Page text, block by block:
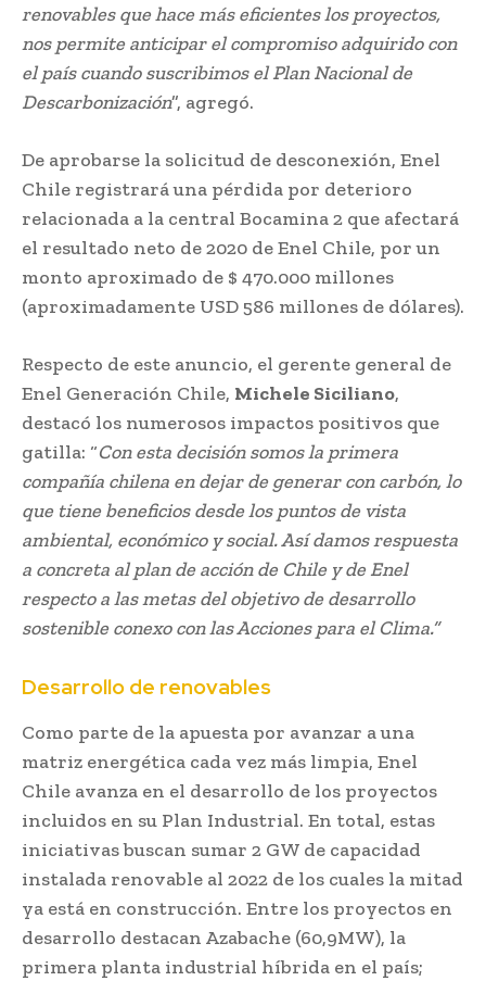
renovables que hace más eficientes los proyectos,
nos permite anticipar el compromiso adquirido con
el país cuando suscribimos el Plan Nacional de
Descarbonización”, agregó.
De aprobarse la solicitud de desconexión, Enel
Chile registrará una pérdida por deterioro
relacionada a la central Bocamina 2 que afectará
el resultado neto de 2020 de Enel Chile, por un
monto aproximado de $ 470.000 millones
(aproximadamente USD 586 millones de dólares).
Respecto de este anuncio, el gerente general de
Enel Generación Chile, Michele Siciliano,
destacó los numerosos impactos positivos que
gatilla: “Con esta decisión somos la primera
compañía chilena en dejar de generar con carbón, lo
que tiene beneficios desde los puntos de vista
ambiental, económico y social. Así damos respuesta
a concreta al plan de acción de Chile y de Enel
respecto a las metas del objetivo de desarrollo
sostenible conexo con las Acciones para el Clima.”
Desarrollo de renovables
Como parte de la apuesta por avanzar a una
matriz energética cada vez más limpia, Enel
Chile avanza en el desarrollo de los proyectos
incluidos en su Plan Industrial. En total, estas
iniciativas buscan sumar 2 GW de capacidad
instalada renovable al 2022 de los cuales la mitad
ya está en construcción. Entre los proyectos en
desarrollo destacan Azabache (60,9MW), la
primera planta industrial híbrida en el país;